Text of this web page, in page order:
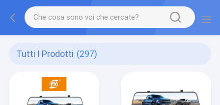
Tutti I Prodotti (297)